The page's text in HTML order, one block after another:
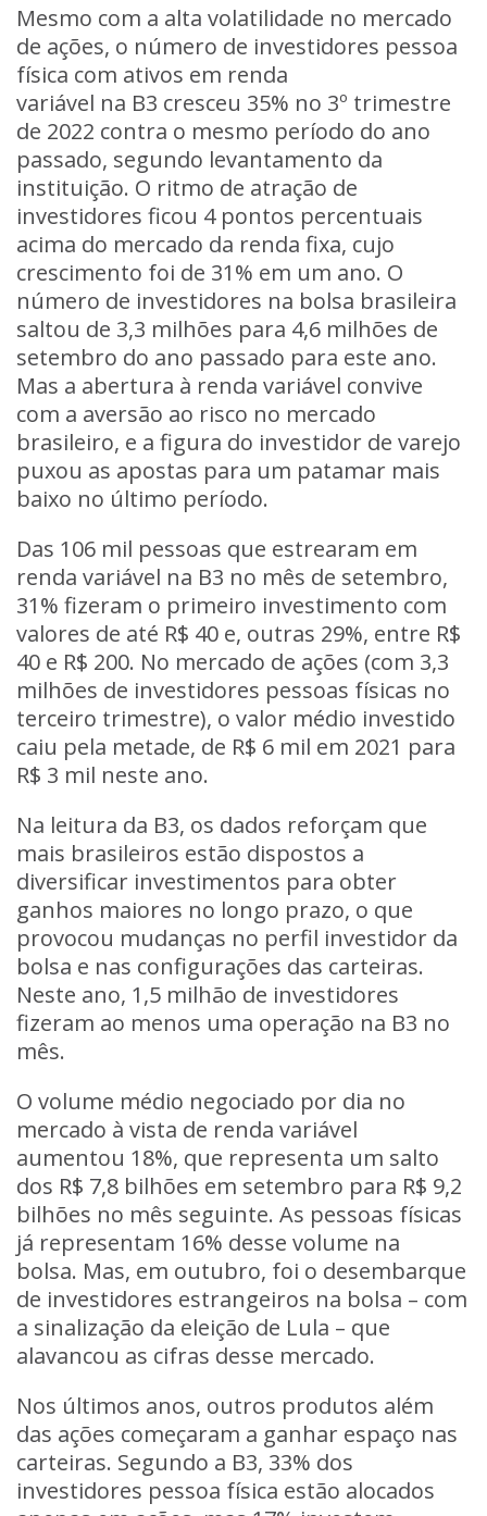
Mesmo com a alta volatilidade no mercado
de ações, o número de investidores pessoa
física com ativos em renda
variável na B3 cresceu 35% no 3º trimestre
de 2022 contra o mesmo período do ano
passado, segundo levantamento da
instituição. O ritmo de atração de
investidores ficou 4 pontos percentuais
acima do mercado da renda fixa, cujo
crescimento foi de 31% em um ano. O
número de investidores na bolsa brasileira
saltou de 3,3 milhões para 4,6 milhões de
setembro do ano passado para este ano.
Mas a abertura à renda variável convive
com a aversão ao risco no mercado
brasileiro, e a figura do investidor de varejo
puxou as apostas para um patamar mais
baixo no último período.
Das 106 mil pessoas que estrearam em
renda variável na B3 no mês de setembro,
31% fizeram o primeiro investimento com
valores de até R$ 40 e, outras 29%, entre R$
40 e R$ 200. No mercado de ações (com 3,3
milhões de investidores pessoas físicas no
terceiro trimestre), o valor médio investido
caiu pela metade, de R$ 6 mil em 2021 para
R$ 3 mil neste ano.
Na leitura da B3, os dados reforçam que
mais brasileiros estão dispostos a
diversificar investimentos para obter
ganhos maiores no longo prazo, o que
provocou mudanças no perfil investidor da
bolsa e nas configurações das carteiras.
Neste ano, 1,5 milhão de investidores
fizeram ao menos uma operação na B3 no
mês.
O volume médio negociado por dia no
mercado à vista de renda variável
aumentou 18%, que representa um salto
dos R$ 7,8 bilhões em setembro para R$ 9,2
bilhões no mês seguinte. As pessoas físicas
já representam 16% desse volume na
bolsa. Mas, em outubro, foi o desembarque
de investidores estrangeiros na bolsa – com
a sinalização da eleição de Lula – que
alavancou as cifras desse mercado.
Nos últimos anos, outros produtos além
das ações começaram a ganhar espaço nas
carteiras. Segundo a B3, 33% dos
investidores pessoa física estão alocados